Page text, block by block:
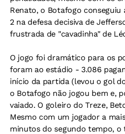
Renato, o Botafogo conseguiu
2 na defesa decisiva de
frustrada de "cavadinha" de
O jogo foi dramático para os
foram ao estádio - 3.086
início da partida (levou o gol
o Botafogo não jogou bem e,
vaiado. O goleiro do Treze,
Mesmo com um jogador a
minutos do segundo tempo, o